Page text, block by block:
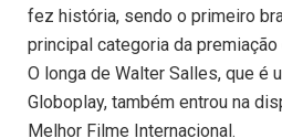
fez história, sendo o primeiro
principal categoria da
O longa de Walter Salles, que é
Globoplay, também entrou na
Melhor Filme Internacional.